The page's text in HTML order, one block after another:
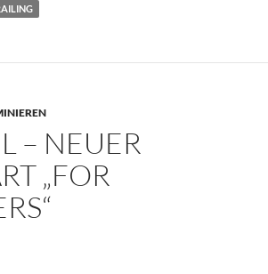
– NEUER
„FOR